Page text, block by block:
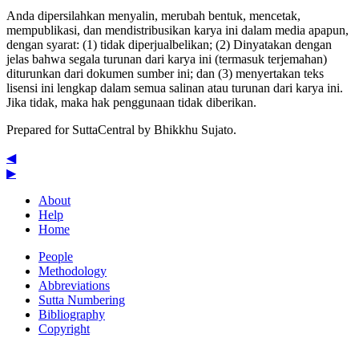
Anda dipersilahkan menyalin, merubah bentuk, mencetak,
mempublikasi, dan mendistribusikan karya ini dalam media apapun,
dengan syarat: (1) tidak diperjualbelikan; (2) Dinyatakan dengan
jelas bahwa segala turunan dari karya ini (termasuk terjemahan)
diturunkan dari dokumen sumber ini; dan (3) menyertakan teks
lisensi ini lengkap dalam semua salinan atau turunan dari karya ini.
Jika tidak, maka hak penggunaan tidak diberikan.
Prepared for SuttaCentral by Bhikkhu Sujato.
◀
▶
About
Help
Home
People
Methodology
Abbreviations
Sutta Numbering
Bibliography
Copyright